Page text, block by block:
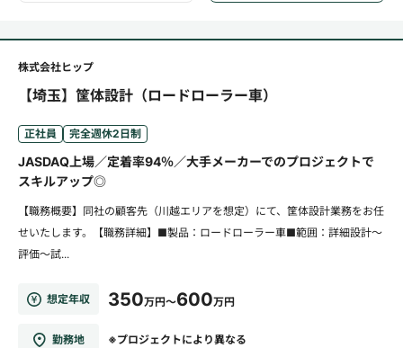
株式会社ヒップ
【埼玉】筐体設計（ロードローラー車）
正社員 完全週休2日制
JASDAQ上場／定着率94％／大手メーカーでのプロジェクトで
スキルアップ◎
【職務概要】同社の顧客先（川越エリアを想定）にて、筐体設計業務をお任
せいたします。【職務詳細】■製品：ロードローラー車■範囲：詳細設計～
評価～試...
想定年収 350万円～600万円
勤務地 ※プロジェクトにより異なる